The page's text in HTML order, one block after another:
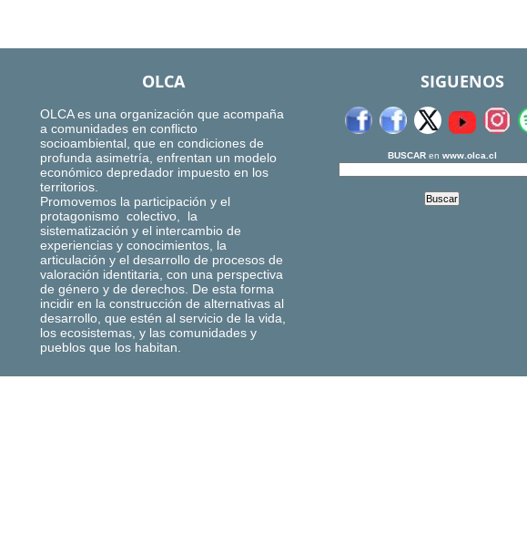
OLCA
OLCA es una organización que acompaña
a comunidades en conflicto
socioambiental, que en condiciones de
profunda asimetría, enfrentan un modelo
económico depredador impuesto en los
territorios.
Promovemos la participación y el
protagonismo colectivo, la
sistematización y el intercambio de
experiencias y conocimientos, la
articulación y el desarrollo de procesos de
valoración identitaria, con una perspectiva
de género y de derechos. De esta forma
incidir en la construcción de alternativas al
desarrollo, que estén al servicio de la vida,
los ecosistemas, y las comunidades y
pueblos que los habitan.
SIGUENOS
BUSCARen www.olca.cl